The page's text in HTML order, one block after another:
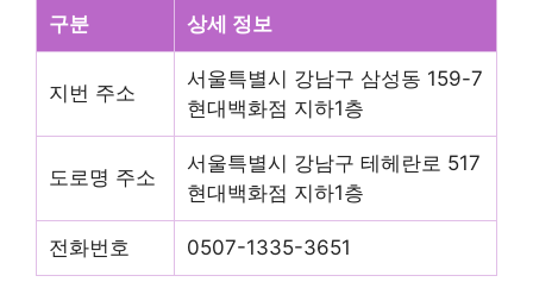
구분 상세 정보
지번 주소
서울특별시 강남구 삼성동 159-7
현대백화점 지하1층
도로명 주소
서울특별시 강남구 테헤란로 517
현대백화점 지하1층
전화번호 0507-1335-3651